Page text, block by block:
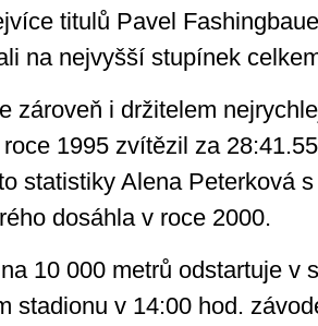
titulů Pavel
na nejvyšší stupínek
zároveň i držitelem
1995 zvítězil za
statistiky Alena Peterková
dosáhla v roce 2000.
10 000 metrů odstartuje v
stadionu v 14:00 hod.